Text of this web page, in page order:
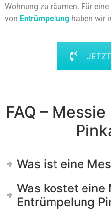
Wohnung zu räumen. Für eine
von Entrümpelung haben wir
FAQ –
Was ist eine
Was kostet eine
Entrümpelung